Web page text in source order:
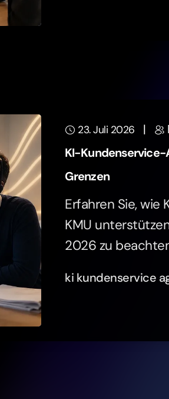
23. Juli 2026 |
KI-Kundenservice-
Grenzen
Erfahren Sie,
KMU
2026 zu
ki kundenservice